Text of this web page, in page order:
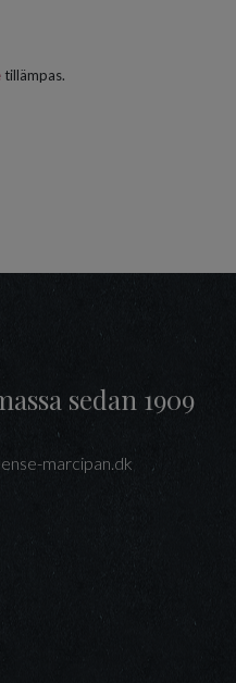
tillämpas.
sedan 1909
marcipan.dk